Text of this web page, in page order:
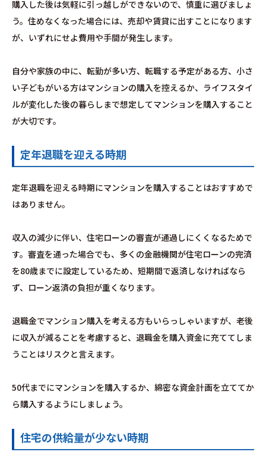
購入した後は気軽に引っ越しができないので、慎重に選びましょ
う。住めなくなった場合には、売却や賃貸に出すことになります
が、いずれにせよ費用や手間が発生します。
自分や家族の中に、転勤が多い方、転職する予定がある方、小さ
い子どもがいる方はマンションの購入を控えるか、ライフスタイ
ルが変化した後の暮らしまで想定してマンションを購入すること
が大切です。
定年退職を迎える時期
定年退職を迎える時期にマンションを購入することはおすすめで
はありません。
収入の減少に伴い、住宅ローンの審査が通過しにくくなるためで
す。審査を通った場合でも、多くの金融機関が住宅ローンの完済
を80歳までに設定しているため、短期間で返済しなければなら
ず、ローン返済の負担が重くなります。
退職金でマンション購入を考える方もいらっしゃいますが、老後
に収入が減ることを考慮すると、退職金を購入資金に充ててしま
うことはリスクと言えます。
50代までにマンションを購入するか、綿密な資金計画を立ててか
ら購入するようにしましょう。
住宅の供給量が少ない時期